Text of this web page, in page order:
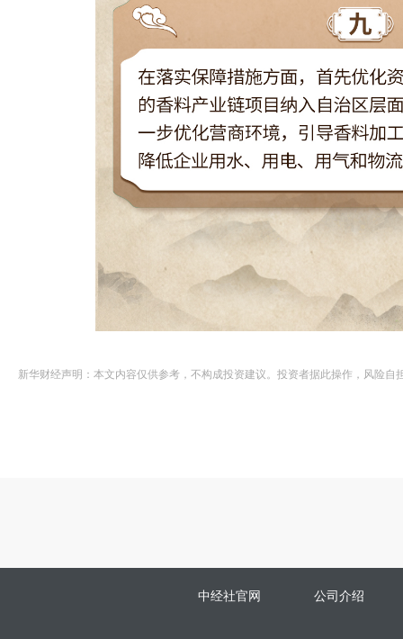
新华财经声明：本文内容仅供参考，不构成投资建议。投资者据此操作，风险自
中经社官网 公司介绍